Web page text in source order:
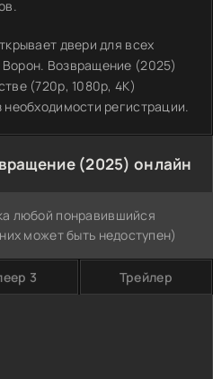
двери для всех
Возвращение (2025)
(720p, 1080p, 4K)
регистрации.
(2025) онлайн
любой понравившийся
может быть недоступен)
3 Трейлер